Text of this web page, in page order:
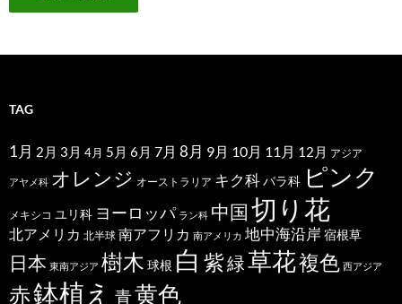
TAG
1月 2月 3月 4月 5月 6月 7月 8月 9月 10月 11月 12月 アジア
アヤメ科 オレンジ オーストラリア キク科バラ科 ピンク
メキシコ ユリ科 ヨーロッパ ラン科 中国切り花
北アメリカ 北半球 南アフリカ 南アメリカ 地中海沿岸 宿根草
日本 東南アジア 樹木 球根 白 紫緑草花複色 西アジア
赤鉢植え 青黄色